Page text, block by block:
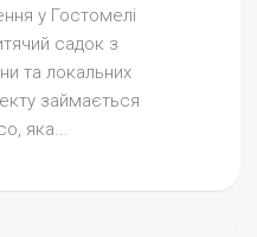
у Гостомелі
садок з
та локальних
займається
яка...